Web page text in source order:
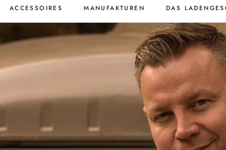
ACCESSOIRES MANUFAKTUREN DAS